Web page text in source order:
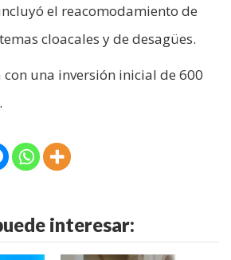
el reacomodamiento de
cloacales y de desagües.
una inversión inicial de 600
interesar: